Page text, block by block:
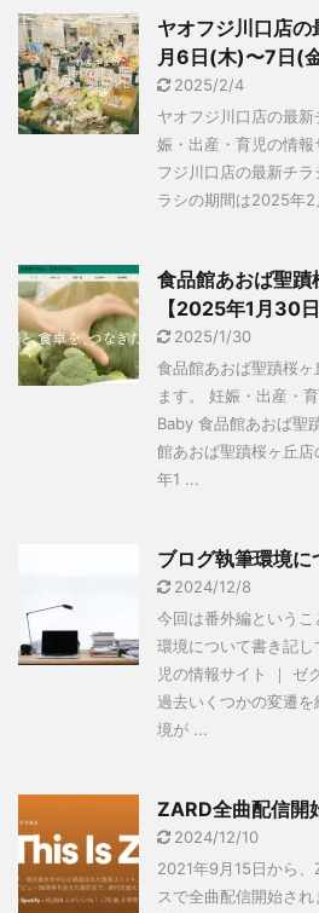
ヤオフジ川口店
月6日(木)〜7日(金
2025/2/4
ヤオフジ川口店の最
娠・出産・育児の情
フジ川口店の最新チ
ラシの期間は2025年
食品館あおば聖
【2025年1月30
2025/1/30
食品館あおば聖蹟桜
ます。 妊娠・出産・
Baby 食品館あおば聖
館あおば聖蹟桜ヶ丘
年1 ...
ブログ執筆環境に
2024/12/8
今回は番外編という
環境について書き記
児の情報サイト ｜ ゼ
過去いくつかの変遷
境が ...
ZARD全曲配信開
2024/12/10
2021年9月15日から
スで全曲配信開始さ